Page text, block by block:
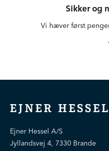
Sikker og
Vi hæver først
EJNER HESSEL
Ejner Hessel A/S
Jyllandsvej 4, 7330 Brande